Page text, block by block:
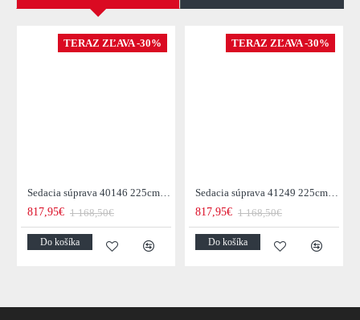
TERAZ ZĽAVA -30%
Sedacia súprava 40146 225cm Paris - Zamat Sivá
817,95€ 1 168,50€
Do košíka
TERAZ ZĽAVA -30%
Sedacia súprava 41249 225cm Paris - Zamat Žltá
817,95€ 1 168,50€
Do košíka